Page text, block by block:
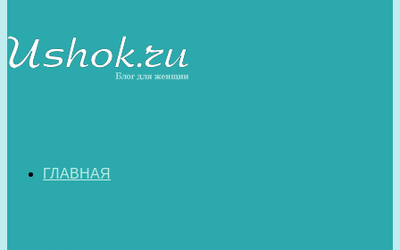
ГЛАВНАЯ